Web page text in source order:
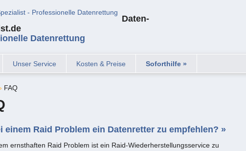
Daten-
Datenrettung
Unser Service Kosten & Preise Soforthilfe »
FAQ
einem Raid Problem ein Datenretter zu empfehlen? »
ernsthaften Raid Problem ist ein Raid-Wiederherstellungsservice zu